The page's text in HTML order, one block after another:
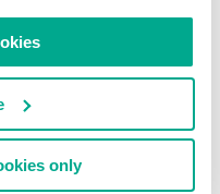
only